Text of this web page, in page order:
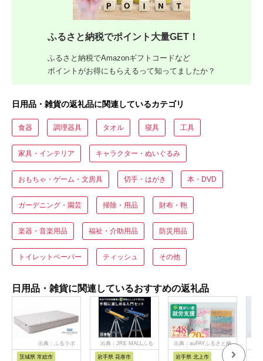
ふるさと納税でポイント大量GET！
ふるさと納税でAmazonギフトコードなど
ポイントがお得にもらえるって知ってましたか？
日用品・雑貨の返礼品に関連しているカテゴリ
食器 調理器具 タオル 寝具 工具
家具・インテリア キャラクター・ぬいぐるみ
おもちゃ・ゲーム・文房具 切手・はがき 本・DVD
ガーデニング・園芸 掃除・用品 財布・鞄
楽器・音楽用品 福祉・介助用品 防災用品
トイレットペーパー ティッシュ その他
日用品・雑貨に関連しているおすすめの返礼品
出典：ふるラボ
茨城県 常総市
出典：JRE MALLふる
さと納税
岩手県 花巻市
出典：auPAYふるさと納
岩手県 北上市